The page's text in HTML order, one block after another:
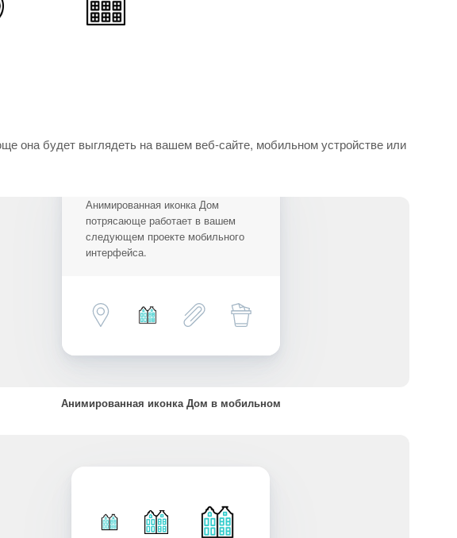
она будет выглядеть на вашем веб-сайте, мобильном устройстве или
Анимированная иконка Дом
потрясающе работает в вашем
следующем проекте мобильного
интерфейса.
Анимированная иконка Дом в мобильном